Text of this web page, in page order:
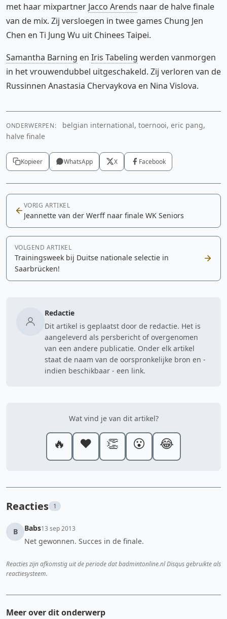
met haar mixpartner Jacco Arends naar de halve finale
van de mix. Zij versloegen in twee games Chung Jen
Chen en Ti Jung Wu uit Chinees Taipei.
Samantha Barning en Iris Tabeling werden vanmorgen
in het vrouwendubbel uitgeschakeld. Zij verloren van de
Russinnen Anastasia Chervaykova en Nina Vislova.
ONDERWERPEN:
belgian international, toernooi, eric pang,
halve finale
Kopieer WhatsApp X Facebook
VORIG ARTIKEL
Jeannette van der Werff naar finale WK Seniors
VOLGEND ARTIKEL
Trainingsweek bij Duitse nationale selectie in
Saarbrücken!
Redactie
Dit artikel is geplaatst door de redactie. Het is
aangeleverd als persbericht of overgenomen
van een andere publicatie. Onder elk artikel
staat de naam van de oorspronkelijke bron en -
indien beschikbaar - een link.
Wat vind je van dit artikel?
🔥 ❤️ 👏 😮 😂
Reacties 1
B Babs13 sep 2013
Net gewonnen. Succes in de finale.
Reacties zijn afkomstig uit de periode dat badmintonline.nl Disqus gebruikte als
reactiesysteem.
Meer over dit onderwerp